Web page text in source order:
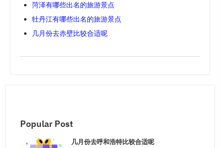
菏泽有哪些出名的旅游景点
牡丹江有哪些出名的旅游景点
几月份去赤壁比较合适呢
Popular Post
几月份去呼和浩特比较合适呢